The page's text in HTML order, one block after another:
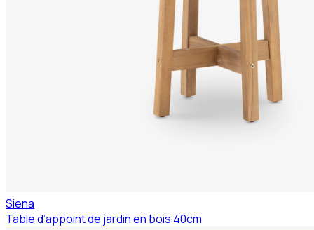
Siena
Table d’appoint de jardin en bois 40cm